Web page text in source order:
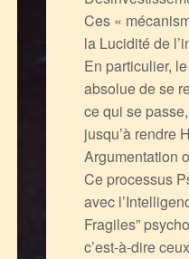
Ces «
la Lucidité de
En particulier,
absolue de se
ce qui se passe,
jusqu’à rendre
Argumentation
Ce processus
avec
Fragiles”
c’est-à-dire